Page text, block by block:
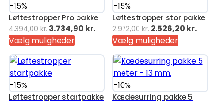
-15%
Løftestropper Pro pakke
4.394,00kr. Den
oprindelige
pris
var:
4.394,00 kr..
3.734,90 kr.Den
aktuelle
pris
3.734,90 kr..
Vælg muligheder
-15%
Løftestropper stor pakke
2.972,00kr. Den
oprindelige
pris
var:
2.972,00 kr..
2.526,20 kr.Den
pris
er:
Vælg muligheder
-15%
Løftestropper startpakke
-10%
Kædesurring pakke 5